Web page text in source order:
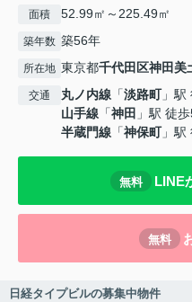
面積 52.99㎡～225.49㎡
築年数 築56年
所在地 東京都千代田区神田美
交通 丸ノ内線 「淡路町」駅
山手線 「神田 」駅 徒
半蔵門線 「神保町」駅
無料 LINE
無料
日経タイプビルの募集中物件